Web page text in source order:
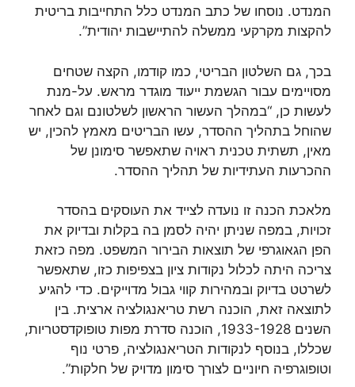
המנדט. נוסחו של כתב המנדט כלל התחייבות בריטית
להקצות מקרקעי ממשלה להתיישבות יהודית”.
בכך, גם השלטון הבריטי, כמו קודמו, הקצה שטחים
מסויימים עבור הגשמת ייעוד מוגדר מראש. על-מנת
לעשות כן, “במהלך העשור הראשון לשלטונם וגם לאחר
שהוחל בתהליך ההסדר, עשו הבריטים מאמץ להכין, יש
מאין, תשתית טכנית ראויה שתאפשר סימונן של
ההכרעות העתידיות של תהליך ההסדר.
מלאכת הכנה זו נועדה לצייד את העוסקים בהסדר
זכויות, במפה שניתן יהיה לסמן בה בקלות ובדיוק את
הפן הגאוגרפי של תוצאות הבירור המשפט. מפה כזאת
צריכה היתה לכלול נקודות ציון בצפיפות כזו, שתאפשר
לשרטט בדיוק ובמהירות קווי גבול מדוייקים. כדי להגיע
לתוצאה זאת, הוכנה רשת טריאנגולציה ארצית. בין
השנים 1933-1928, הוכנה סדרת מפות טופוקדסטריות,
שכללו, בנוסף לנקודות הטריאנגולציה, פרטי נוף
וטופוגרפיה חיוניים לצורך סימון מדויק של חלקות”.